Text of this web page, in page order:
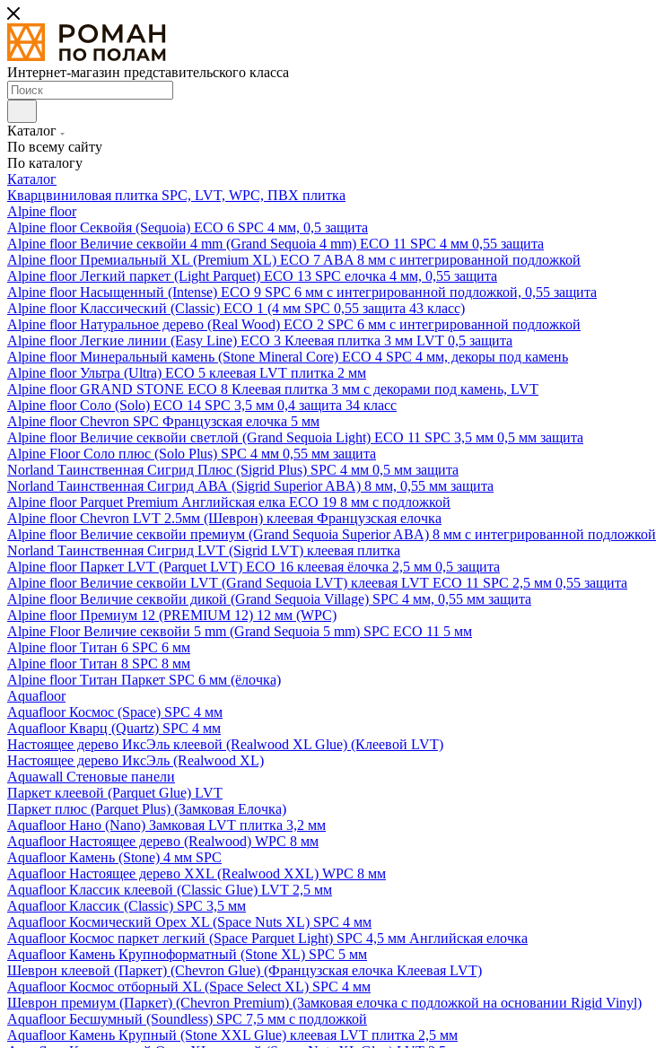
Интернет-магазин представительского класса
Каталог
По всему сайту
По каталогу
Каталог
Кварцвиниловая плитка SPC, LVT, WPC, ПВХ плитка
Alpine floor
Alpine floor Секвойя (Sequoia) ECO 6 SPC 4 мм, 0,5 защита
Alpine floor Величие секвойи 4 mm (Grand Sequoia 4 mm) ECO 11 SPC 4 мм 0,55 защита
Alpine floor Премиальный XL (Premium XL) ECO 7 ABA 8 мм с интегрированной подложкой
Alpine floor Легкий паркет (Light Parquet) ECO 13 SPC елочка 4 мм, 0,55 защита
Alpine floor Насыщенный (Intense) ECO 9 SPC 6 мм с интегрированной подложкой, 0,55 защита
Alpine floor Классический (Classic) ECO 1 (4 мм SPC 0,55 защита 43 класс)
Alpine floor Натуральное дерево (Real Wood) ECO 2 SPC 6 мм с интегрированной подложкой
Alpine floor Легкие линии (Easy Line) ECO 3 Клеевая плитка 3 мм LVT 0,5 защита
Alpine floor Минеральный камень (Stone Mineral Core) ECO 4 SPC 4 мм, декоры под камень
Alpine floor Ультра (Ultra) ECO 5 клеевая LVT плитка 2 мм
Alpine floor GRAND STONE ECO 8 Клеевая плитка 3 мм с декорами под камень, LVT
Alpine floor Соло (Solo) ECO 14 SPC 3,5 мм 0,4 защита 34 класс
Alpine floor Chevron SPC Французская елочка 5 мм
Alpine floor Величие секвойи светлой (Grand Sequoia Light) ECO 11 SPC 3,5 мм 0,5 мм защита
Alpine Floor Соло плюс (Solo Plus) SPC 4 мм 0,55 мм защита
Norland Таинственная Сигрид Плюс (Sigrid Plus) SPC 4 мм 0,5 мм защита
Norland Таинственная Сигрид АВА (Sigrid Superior ABA) 8 мм, 0,55 мм защита
Alpine floor Parquet Premium Английская елка ECO 19 8 мм с подложкой
Alpine floor Chevron LVT 2.5мм (Шеврон) клеевая Французская елочка
Alpine floor Величие секвойи премиум (Grand Sequoia Superior ABA) 8 мм с интегрированной подложкой
Norland Таинственная Сигрид LVT (Sigrid LVT) клеевая плитка
Alpine floor Паркет LVT (Parquet LVT) ECO 16 клеевая ёлочка 2,5 мм 0,5 защита
Alpine floor Величие секвойи LVT (Grand Sequoia LVT) клеевая LVT ECO 11 SPC 2,5 мм 0,55 защита
Alpine floor Величие секвойи дикой (Grand Sequoia Village) SPC 4 мм, 0,55 мм защита
Alpine floor Премиум 12 (PREMIUM 12) 12 мм (WPC)
Alpine Floor Величие секвойи 5 mm (Grand Sequoia 5 mm) SPC ECO 11 5 мм
Alpine floor Титан 6 SPC 6 мм
Alpine floor Титан 8 SPC 8 мм
Alpine floor Титан Паркет SPC 6 мм (ёлочка)
Aquafloor
Aquafloor Космос (Space) SPC 4 мм
Aquafloor Кварц (Quartz) SPC 4 мм
Настоящее дерево ИксЭль клеевой (Realwood XL Glue) (Клеевой LVT)
Настоящее дерево ИксЭль (Realwood XL)
Aquawall Стеновые панели
Паркет клеевой (Parquet Glue) LVT
Паркет плюс (Parquet Plus) (Замковая Елочка)
Aquafloor Нано (Nano) Замковая LVT плитка 3,2 мм
Aquafloor Настоящее дерево (Realwood) WPC 8 мм
Aquafloor Камень (Stone) 4 мм SPC
Aquafloor Настоящее дерево XXL (Realwood XXL) WPC 8 мм
Aquafloor Классик клеевой (Classic Glue) LVT 2,5 мм
Aquafloor Классик (Classic) SPC 3,5 мм
Aquafloor Космический Орех XL (Space Nuts XL) SPC 4 мм
Aquafloor Космос паркет легкий (Space Parquet Light) SPC 4,5 мм Английская елочка
Aquafloor Камень Крупноформатный (Stone XL) SPC 5 мм
Шеврон клеевой (Паркет) (Chevron Glue) (Французская елочка Клеевая LVT)
Aquafloor Космос отборный XL (Space Select XL) SPC 4 мм
Шеврон премиум (Паркет) (Chevron Premium) (Замковая елочка с подложкой на основании Rigid Vinyl)
Aquafloor Бесшумный (Soundless) SPC 7,5 мм с подложкой
Aquafloor Камень Крупный (Stone XXL Glue) клеевая LVT плитка 2,5 мм